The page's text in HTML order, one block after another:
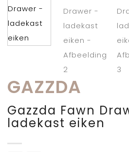
Gazzda Fawn
ladekast eiken
GAZZDA